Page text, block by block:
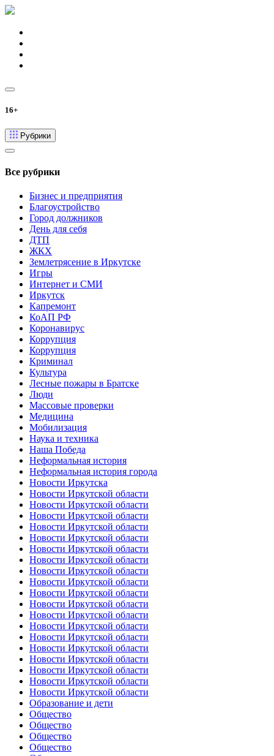
16+
Рубрики
Все рубрики
Бизнес и предприятия
Благоустройство
Город должников
День для себя
ДТП
ЖКХ
Землетрясение в Иркутске
Игры
Интернет и СМИ
Иркутск
Капремонт
КоАП РФ
Коронавирус
Коррупция
Коррупция
Криминал
Культура
Лесные пожары в Братске
Люди
Массовые проверки
Медицина
Мобилизация
Наука и техника
Наша Победа
Неформальная история
Неформальная история города
Новости Иркутска
Новости Иркутской области
Новости Иркутской области
Новости Иркутской области
Новости Иркутской области
Новости Иркутской области
Новости Иркутской области
Новости Иркутской области
Новости Иркутской области
Новости Иркутской области
Новости Иркутской области
Новости Иркутской области
Новости Иркутской области
Новости Иркутской области
Новости Иркутской области
Новости Иркутской области
Новости Иркутской области
Новости Иркутской области
Новости Иркутской области
Новости Иркутской области
Образование и дети
Общество
Общество
Общество
Общество